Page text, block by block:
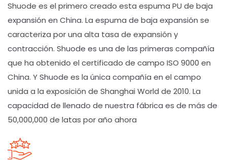
Shuode es el primero creado esta espuma PU de baja
expansión en China. La espuma de baja expansión se
caracteriza por una alta tasa de expansión y
contracción. Shuode es una de las primeras compañía
que ha obtenido el certificado de campo ISO 9000 en
China. Y Shuode es la única compañía en el campo
unida a la exposición de Shanghai World de 2010. La
capacidad de llenado de nuestra fábrica es de más de
50,000,000 de latas por año ahora